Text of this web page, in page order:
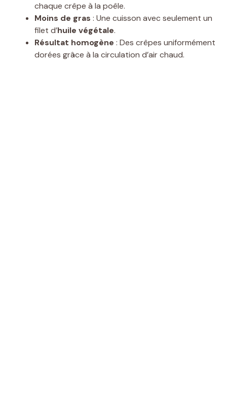
chaque crêpe à la poêle.
Moins de gras : Une cuisson avec seulement un
filet d’huile végétale.
Résultat homogène : Des crêpes uniformément
dorées grâce à la circulation d’air chaud.